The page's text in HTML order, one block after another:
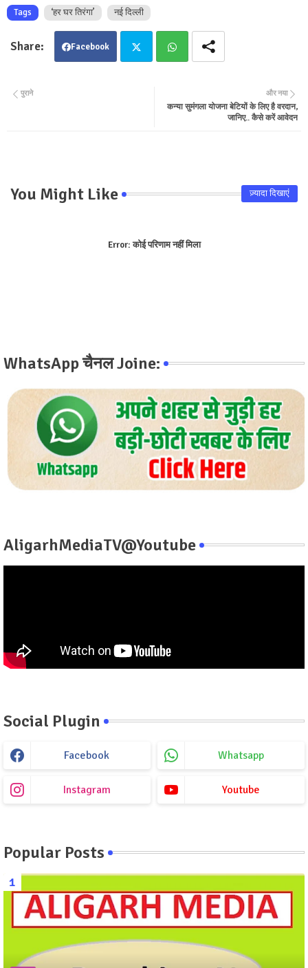
Tags ‘हर घर तिरंगा’ नई दिल्ली
Facebook
tsa
और नया
कन्या सुमंगला योजना बेटियों के लिए है वरदान,
जानिए.. कैसे करें आवेदन
पुराने
You Might Like ज़्यादा दिखाएं
Error:कोई परिणाम नहीं मिला
WhatsApp चैनल Joine:
AligarhMediaTV@Youtube
Social Plugin
Facebook Whatsapp
Instagram Youtube
Popular Posts